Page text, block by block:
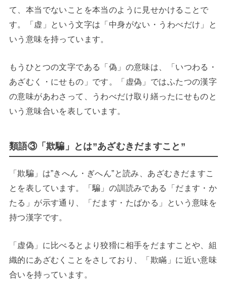
て、本当でないことを本当のように見せかけることで
す。「虚」という文字は「中身がない・うわべだけ」と
いう意味を持っています。
もうひとつの文字である「偽」の意味は、「いつわる・
あざむく・にせもの」です。「虚偽」ではふたつの漢字
の意味があわさって、うわべだけ取り繕ったにせものと
いう意味合いを表しています。
類語③「欺騙」とは”あざむきだますこと”
「欺騙」は”きへん・ぎへん”と読み、あざむきだますこ
とを表しています。「騙」の訓読みである「だます・か
たる」が示す通り、「だます・たばかる」という意味を
持つ漢字です。
「虚偽」に比べるとより狡猾に相手をだますことや、組
織的にあざむくことをさしており、「欺瞞」に近い意味
合いを持っています。